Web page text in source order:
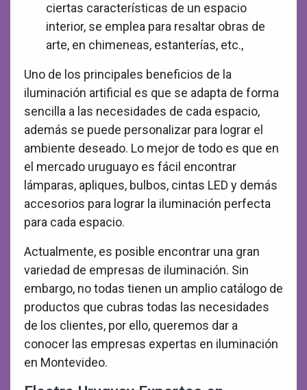
ciertas características de un espacio
interior, se emplea para resaltar obras de
arte, en chimeneas, estanterías, etc.,
Uno de los principales beneficios de la
iluminación artificial es que se adapta de forma
sencilla a las necesidades de cada espacio,
además se puede personalizar para lograr el
ambiente deseado. Lo mejor de todo es que en
el mercado uruguayo es fácil encontrar
lámparas, apliques, bulbos, cintas LED y demás
accesorios para lograr la iluminación perfecta
para cada espacio.
Actualmente, es posible encontrar una gran
variedad de empresas de iluminación. Sin
embargo, no todas tienen un amplio catálogo de
productos que cubras todas las necesidades
de los clientes, por ello, queremos dar a
conocer las empresas expertas en iluminación
en Montevideo.